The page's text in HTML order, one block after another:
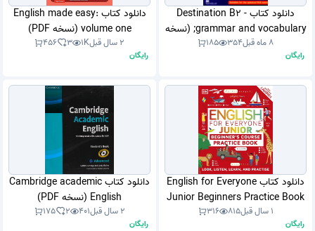
دانلود کتاب Destination B2 -
grammar and vocabulary; (نسخه
PDF)
8 ماه قبل 354
185
رایگان
دانلود کتاب English made easy:
volume one (نسخه PDF)
2 سال قبل 1K
3
456
رایگان
دانلود کتاب English for Everyone
Junior Beginners Practice Book
Look, Listen, Learn, and
1 سال قبل 815
316
رایگان
دانلود کتاب Cambridge academic
English (نسخه PDF)
2 سال قبل 401
2
175
رایگان